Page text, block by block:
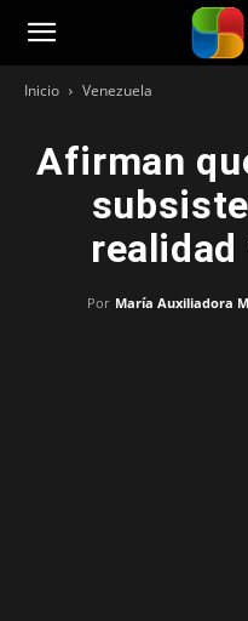
Noticias251
Inicio Venezuela
Afirman
realidad
Por María Auxiliadora